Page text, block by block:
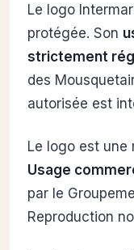
Le logo
protégée. Son
strictement
des
autorisée est
Le logo est une
Usage
par le
Reproduction